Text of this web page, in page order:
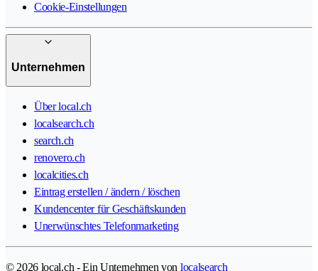
Cookie-Einstellungen
Unternehmen
Über local.ch
localsearch.ch
search.ch
renovero.ch
localcities.ch
Eintrag erstellen / ändern / löschen
Kundencenter für Geschäftskunden
Unerwünschtes Telefonmarketing
© 2026 local.ch - Ein Unternehmen von localsearch